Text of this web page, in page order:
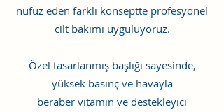
nüfuz eden farklı konseptte profesyonel
cilt bakımı uyguluyoruz.
Özel tasarlanmış başlığı sayesinde,
yüksek basınç ve havayla
beraber vitamin ve destekleyici